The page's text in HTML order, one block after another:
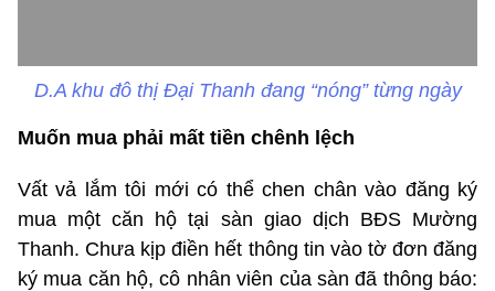
D.A khu đô thị Đại Thanh đang “nóng” từng ngày
Muốn mua phải mất tiền chênh lệch
Vất vả lắm tôi mới có thể chen chân vào đăng ký
mua một căn hộ tại sàn giao dịch BĐS Mường
Thanh. Chưa kịp điền hết thông tin vào tờ đơn đăng
ký mua căn hộ, cô nhân viên của sàn đã thông báo: